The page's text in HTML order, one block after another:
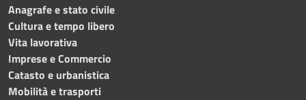
Anagrafe e stato civile
Cultura e tempo libero
Vita lavorativa
Imprese e Commercio
Catasto e urbanistica
Mobilità e trasporti